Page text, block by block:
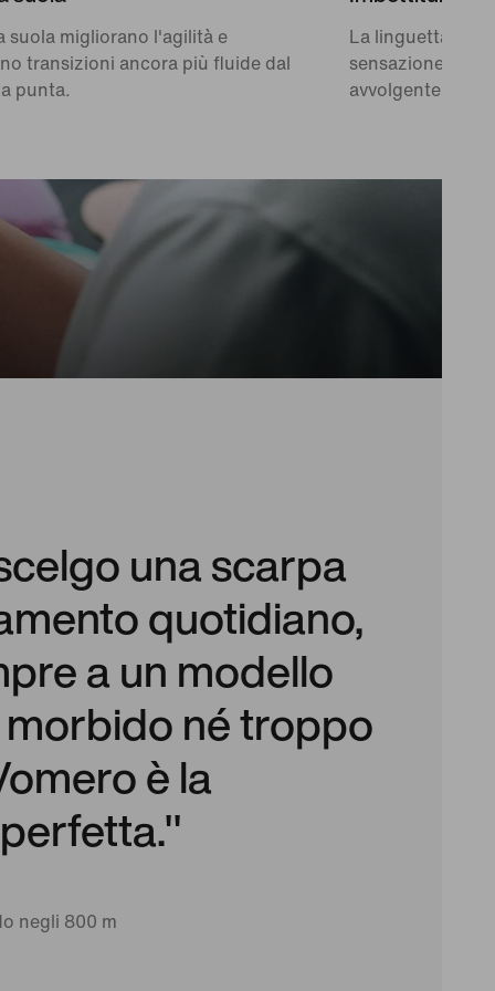
suola migliorano l'agilità e
transizioni ancora più fluide dal
punta.
La linguetta e la
sensazione di
avvolgente.
una scarpa
quotidiano,
a un modello
né troppo
è la
negli 800 m